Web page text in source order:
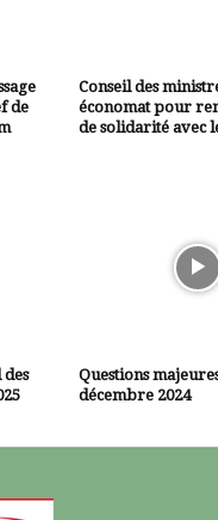
de
Conseil des
économat pour
de solidarité avec
Questions
décembre 2024